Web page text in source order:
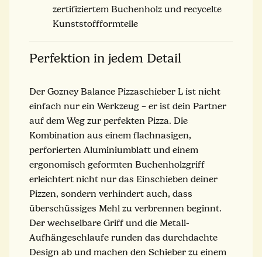
zertifiziertem Buchenholz und recycelte
Kunststoffformteile
Perfektion in jedem Detail
Der Gozney Balance Pizzaschieber L ist nicht
einfach nur ein Werkzeug – er ist dein Partner
auf dem Weg zur perfekten Pizza. Die
Kombination aus einem flachnasigen,
perforierten Aluminiumblatt und einem
ergonomisch geformten Buchenholzgriff
erleichtert nicht nur das Einschieben deiner
Pizzen, sondern verhindert auch, dass
überschüssiges Mehl zu verbrennen beginnt.
Der wechselbare Griff und die Metall-
Aufhängeschlaufe runden das durchdachte
Design ab und machen den Schieber zu einem